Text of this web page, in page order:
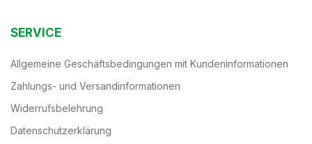
SERVICE
Allgemeine Geschäftsbedingungen mit Kundeninformationen
Zahlungs- und Versandinformationen
Widerrufsbelehrung
Datenschutzerklärung